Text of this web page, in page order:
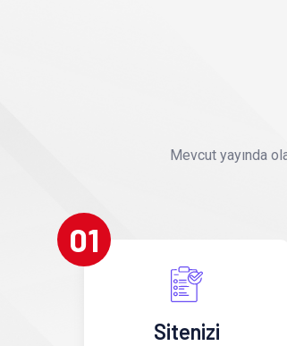
Mevcut yayında
01
Sitenizi